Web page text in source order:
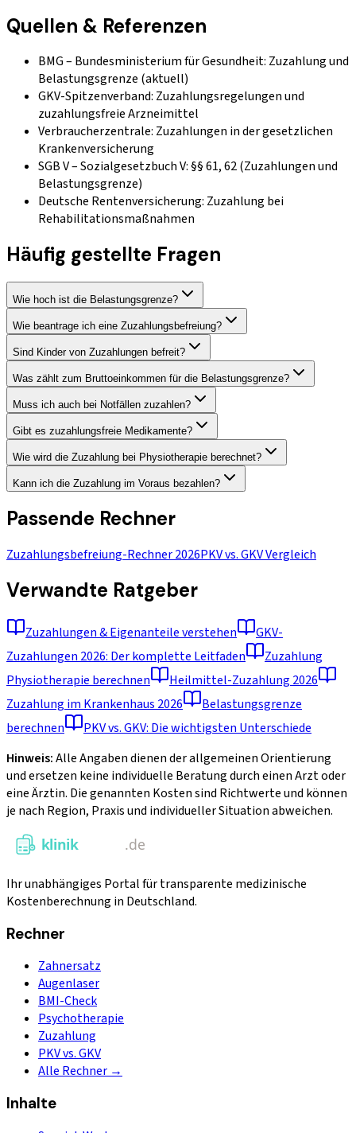
Quellen & Referenzen
BMG – Bundesministerium für Gesundheit: Zuzahlung und
Belastungsgrenze (aktuell)
GKV-Spitzenverband: Zuzahlungsregelungen und
zuzahlungsfreie Arzneimittel
Verbraucherzentrale: Zuzahlungen in der gesetzlichen
Krankenversicherung
SGB V – Sozialgesetzbuch V: §§ 61, 62 (Zuzahlungen und
Belastungsgrenze)
Deutsche Rentenversicherung: Zuzahlung bei
Rehabilitationsmaßnahmen
Häufig gestellte Fragen
Wie hoch ist die Belastungsgrenze?
Wie beantrage ich eine Zuzahlungsbefreiung?
Sind Kinder von Zuzahlungen befreit?
Was zählt zum Bruttoeinkommen für die Belastungsgrenze?
Muss ich auch bei Notfällen zuzahlen?
Gibt es zuzahlungsfreie Medikamente?
Wie wird die Zuzahlung bei Physiotherapie berechnet?
Kann ich die Zuzahlung im Voraus bezahlen?
Passende Rechner
Zuzahlungsbefreiung-Rechner 2026PKV vs. GKV Vergleich
Verwandte Ratgeber
Zuzahlungen & Eigenanteile verstehen
GKV-
Zuzahlungen 2026: Der komplette Leitfaden
Zuzahlung
Physiotherapie berechnen
Heilmittel-Zuzahlung 2026
Zuzahlung im Krankenhaus 2026
Belastungsgrenze
berechnen
PKV vs. GKV: Die wichtigsten Unterschiede
Hinweis:Alle Angaben dienen der allgemeinen Orientierung
und ersetzen keine individuelle Beratung durch einen Arzt oder
eine Ärztin. Die genannten Kosten sind Richtwerte und können
je nach Region, Praxis und individueller Situation abweichen.
Ihr unabhängiges Portal für transparente medizinische
Kostenberechnung in Deutschland.
Rechner
Zahnersatz
Augenlaser
BMI-Check
Psychotherapie
Zuzahlung
PKV vs. GKV
Alle Rechner →
Inhalte